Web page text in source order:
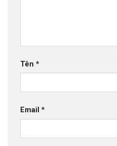
Tên *
Email *